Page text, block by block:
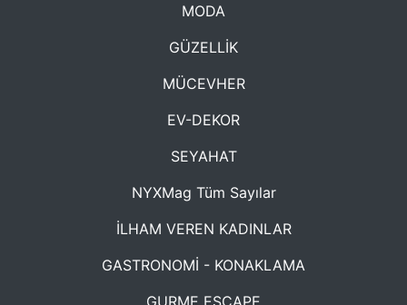
MODA
GÜZELLİK
MÜCEVHER
EV-DEKOR
SEYAHAT
NYXMag Tüm Sayılar
İLHAM VEREN KADINLAR
GASTRONOMİ - KONAKLAMA
GURME ESCAPE